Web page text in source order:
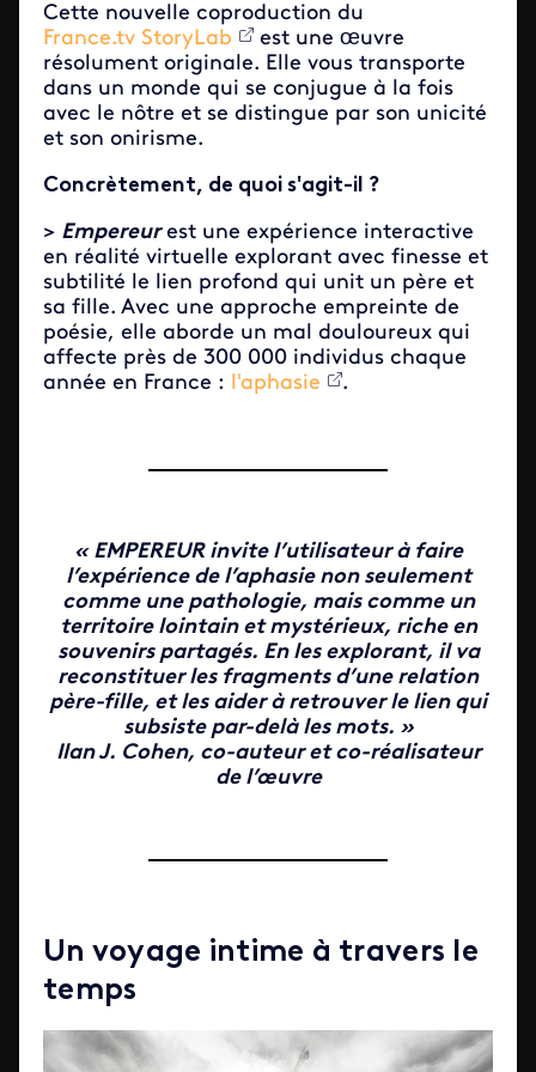
Cette nouvelle coproduction du
France.tv StoryLab
est une œuvre
résolument originale. Elle vous transporte
dans un monde qui se conjugue à la fois
avec le nôtre et se distingue par son unicité
et son onirisme.
Concrètement, de quoi s'agit-il ?
> Empereurest une expérience interactive
en réalité virtuelle explorant avec finesse et
subtilité le lien profond qui unit un père et
sa fille. Avec une approche empreinte de
poésie, elle aborde un mal douloureux qui
affecte près de 300 000 individus chaque
année en France :
l'aphasie .
« EMPEREUR invite l’utilisateur à faire
l’expérience de l’aphasie non seulement
comme une pathologie, mais comme un
territoire lointain et mystérieux, riche en
souvenirs partagés. En les explorant, il va
reconstituer les fragments d’une relation
père-fille, et les aider à retrouver le lien qui
subsiste par-delà les mots. »
Ilan J. Cohen, co-auteur et co-réalisateur
de l’œuvre
Un voyage intime à travers le
temps